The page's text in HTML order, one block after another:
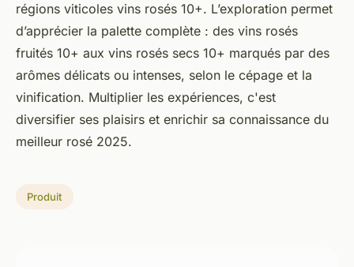
régions viticoles vins rosés 10+. L’exploration permet
d’apprécier la palette complète : des vins rosés
fruités 10+ aux vins rosés secs 10+ marqués par des
arômes délicats ou intenses, selon le cépage et la
vinification. Multiplier les expériences, c'est
diversifier ses plaisirs et enrichir sa connaissance du
meilleur rosé 2025.
Produit